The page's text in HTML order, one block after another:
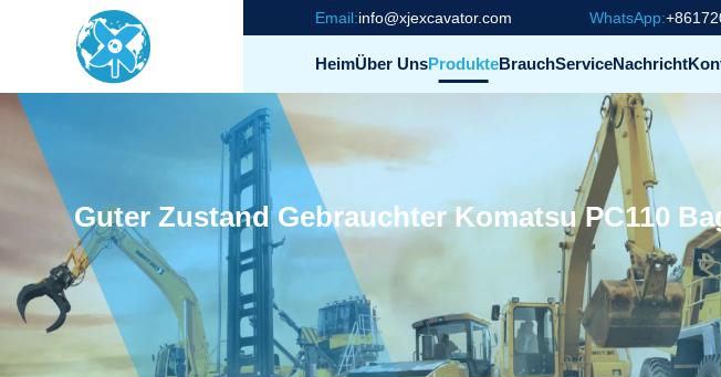
Email:info@xjexcavator.com WhatsApp:
HeimÜber UnsProdukteBrauchServiceNachricht
Guter Zustand Gebrauchter Komatsu PC110